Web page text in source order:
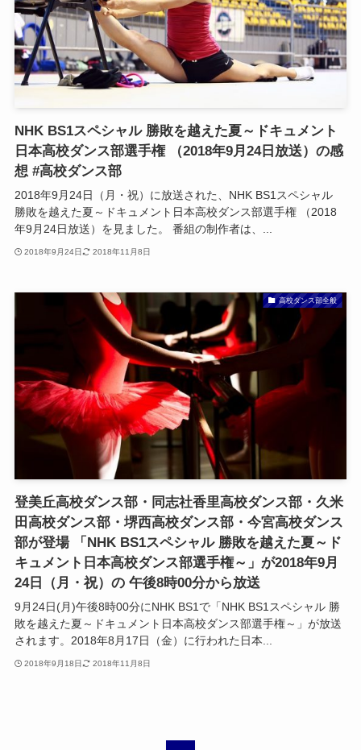
NHK BS1スペシャル 勝敗を越えた夏～ドキュメント
日本高校ダンス部選手権 （2018年9月24日放送）の感
想 #高校ダンス部
2018年9月24日（月・祝）に放送された、NHK BS1スペシャル
勝敗を越えた夏～ドキュメント日本高校ダンス部選手権 （2018
年9月24日放送）を見ました。 番組の制作者は、...
2018年9月24日 2018年11月8日
高校ダンス部全般
登美丘高校ダンス部・同志社香里高校ダンス部・久米
田高校ダンス部・堺西高校ダンス部・今宮高校ダンス
部が登場 「NHK BS1スペシャル 勝敗を越えた夏～ド
キュメント日本高校ダンス部選手権～」が2018年9月
24日（月・祝）の 午後8時00分から放送
9月24日(月)午後8時00分にNHK BS1で「NHK BS1スペシャル 勝
敗を越えた夏～ドキュメント日本高校ダンス部選手権～」が放送
されます。2018年8月17日（金）に行われた日本...
2018年9月18日 2018年11月8日